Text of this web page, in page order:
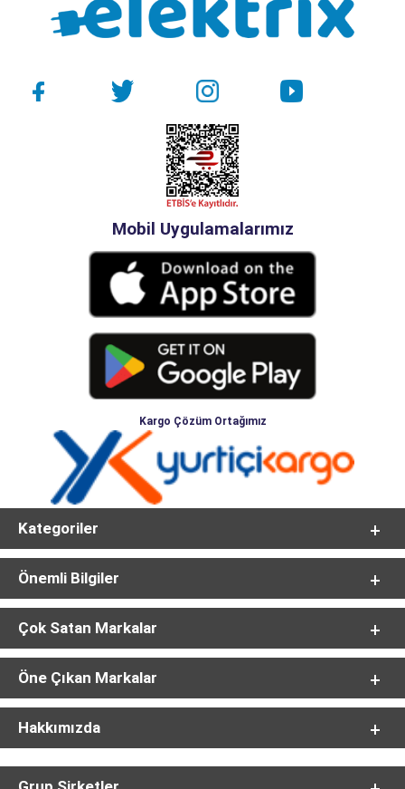
Mobil Uygulamalarımız
Kargo Çözüm Ortağımız
Kategoriler
Önemli Bilgiler
Çok Satan Markalar
Öne Çıkan Markalar
Hakkımızda